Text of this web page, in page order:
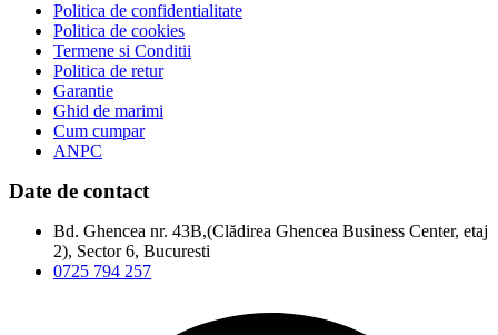
Politica de confidentialitate
Politica de cookies
Termene si Conditii
Politica de retur
Garantie
Ghid de marimi
Cum cumpar
ANPC
Date de contact
Bd. Ghencea nr. 43B,(Clădirea Ghencea Business Center, etaj
2), Sector 6, Bucuresti
0725 794 257